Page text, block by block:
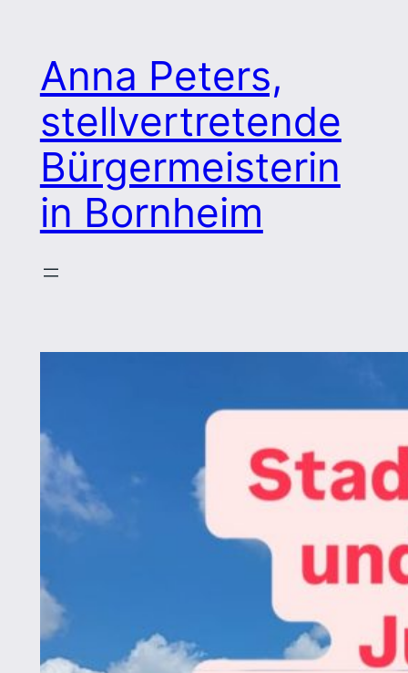
springen
Anna Peters,
stellvertretende
Bürgermeisterin
in Bornheim